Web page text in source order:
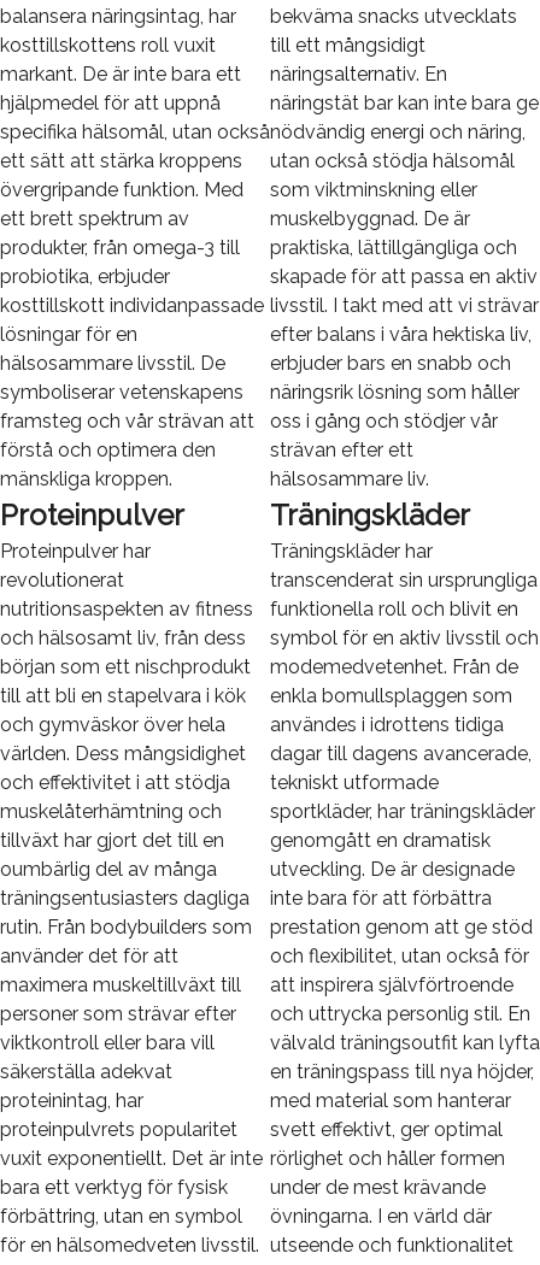
balansera näringsintag, har
kosttillskottens roll vuxit
markant. De är inte bara ett
hjälpmedel för att uppnå
specifika hälsomål, utan också
ett sätt att stärka kroppens
övergripande funktion. Med
ett brett spektrum av
produkter, från omega-3 till
probiotika, erbjuder
kosttillskott individanpassade
lösningar för en
hälsosammare livsstil. De
symboliserar vetenskapens
framsteg och vår strävan att
förstå och optimera den
mänskliga kroppen.
bekväma snacks utvecklats
till ett mångsidigt
näringsalternativ. En
näringstät bar kan inte bara ge
nödvändig energi och näring,
utan också stödja hälsomål
som viktminskning eller
muskelbyggnad. De är
praktiska, lättillgängliga och
skapade för att passa en aktiv
livsstil. I takt med att vi strävar
efter balans i våra hektiska liv,
erbjuder bars en snabb och
näringsrik lösning som håller
oss i gång och stödjer vår
strävan efter ett
hälsosammare liv.
Proteinpulver
Proteinpulver har
revolutionerat
nutritionsaspekten av fitness
och hälsosamt liv, från dess
början som ett nischprodukt
till att bli en stapelvara i kök
och gymväskor över hela
världen. Dess mångsidighet
och effektivitet i att stödja
muskelåterhämtning och
tillväxt har gjort det till en
oumbärlig del av många
träningsentusiasters dagliga
rutin. Från bodybuilders som
använder det för att
maximera muskeltillväxt till
personer som strävar efter
viktkontroll eller bara vill
säkerställa adekvat
proteinintag, har
proteinpulvrets popularitet
vuxit exponentiellt. Det är inte
bara ett verktyg för fysisk
förbättring, utan en symbol
för en hälsomedveten livsstil.
Träningskläder
Träningskläder har
transcenderat sin ursprungliga
funktionella roll och blivit en
symbol för en aktiv livsstil och
modemedvetenhet. Från de
enkla bomullsplaggen som
användes i idrottens tidiga
dagar till dagens avancerade,
tekniskt utformade
sportkläder, har träningskläder
genomgått en dramatisk
utveckling. De är designade
inte bara för att förbättra
prestation genom att ge stöd
och flexibilitet, utan också för
att inspirera självförtroende
och uttrycka personlig stil. En
välvald träningsoutfit kan lyfta
en träningspass till nya höjder,
med material som hanterar
svett effektivt, ger optimal
rörlighet och håller formen
under de mest krävande
övningarna. I en värld där
utseende och funktionalitet